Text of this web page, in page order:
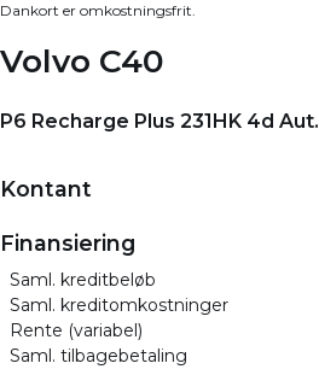
Dankort er omkostningsfrit.
Volvo C40
P6 Recharge Plus 231HK 4d Aut.
Kontant
Finansiering
Saml. kreditbeløb
Saml. kreditomkostninger
Rente (variabel)
Saml. tilbagebetaling